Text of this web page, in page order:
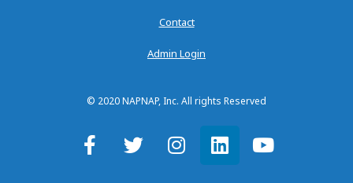
Contact
Admin Login
© 2020 NAPNAP, Inc. All rights Reserved